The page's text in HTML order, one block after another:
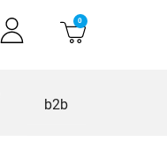
0
b2b